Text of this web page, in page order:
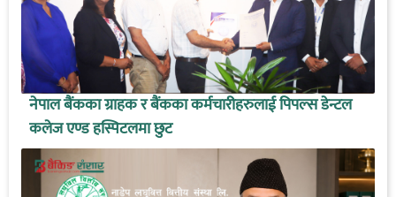
नेपाल बैंकका ग्राहक र बैंकका कर्मचारीहरुलाई पिपल्स डेन्टल
कलेज एण्ड हस्पिटलमा छुट